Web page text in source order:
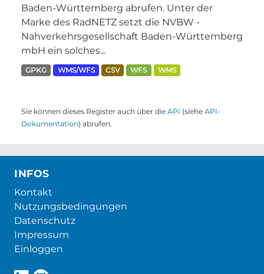
Baden-Württemberg abrufen. Unter der
Marke des RadNETZ setzt die NVBW -
Nahverkehrsgesellschaft Baden-Württemberg
mbH ein solches...
GPKG WMS/WFS CSV WFS WMS
Sie können dieses Register auch über die API (siehe API-
Dokumentation) abrufen.
INFOS
Kontakt
Nutzungsbedingungen
Datenschutz
Impressum
Einloggen